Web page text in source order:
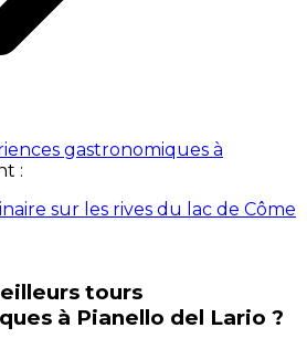
gastronomiques à
:
sur les rives du lac de Côme
tours
à Pianello del Lario ?